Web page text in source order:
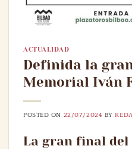
ACTUALIDAD
Definida la
Memorial Iván
POSTED ON 22/07/2024 BY
La gran final del